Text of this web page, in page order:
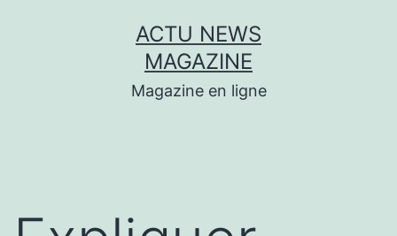
ACTU NEWS
MAGAZINE
Magazine en ligne